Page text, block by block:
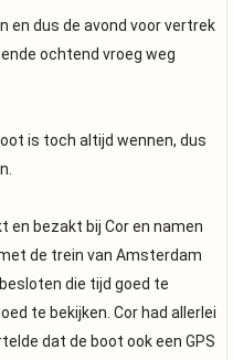
en dus de avond voor vertrek
ochtend vroeg weg
is toch altijd wennen, dus
en bezakt bij Cor en namen
de trein van Amsterdam
die tijd goed te
te bekijken. Cor had allerlei
dat de boot ook een GPS